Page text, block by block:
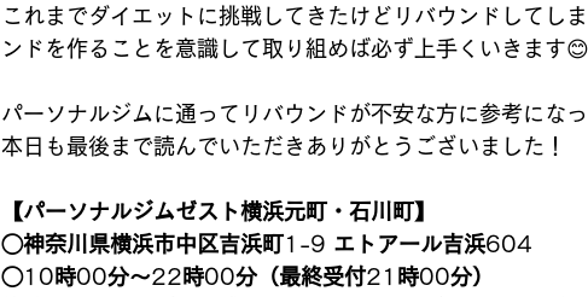
これまでダイエットに挑戦してきたけどリバウンドしてし
ンドを作ることを意識して取り組めば必ず上手くいきます😊
パーソナルジムに通ってリバウンドが不安な方に参考になっ
本日も最後まで読んでいただきありがとうございました！
【パーソナルジムゼスト横浜元町・石川町】
◯神奈川県横浜市中区吉浜町1-9 エトアール吉浜604
◯10 時00分〜22 時00分（最終受付21 時00分）